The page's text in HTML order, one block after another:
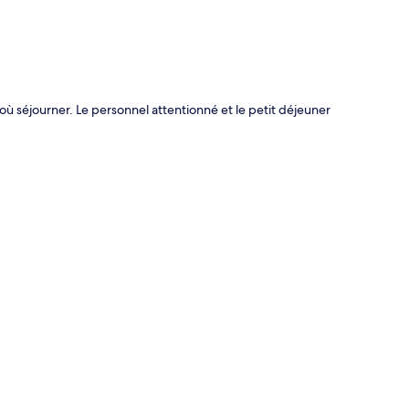
séjourner. Le personnel attentionné et le petit déjeuner